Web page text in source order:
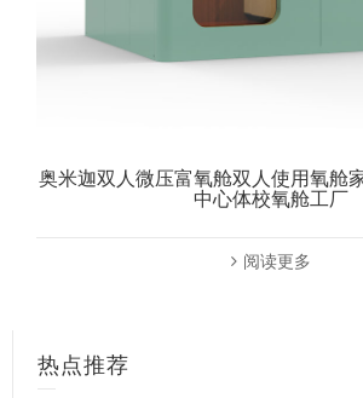
奥米迦双人微压富氧舱双人使用氧舱
中心体校氧舱工厂
阅读更多
热点推荐